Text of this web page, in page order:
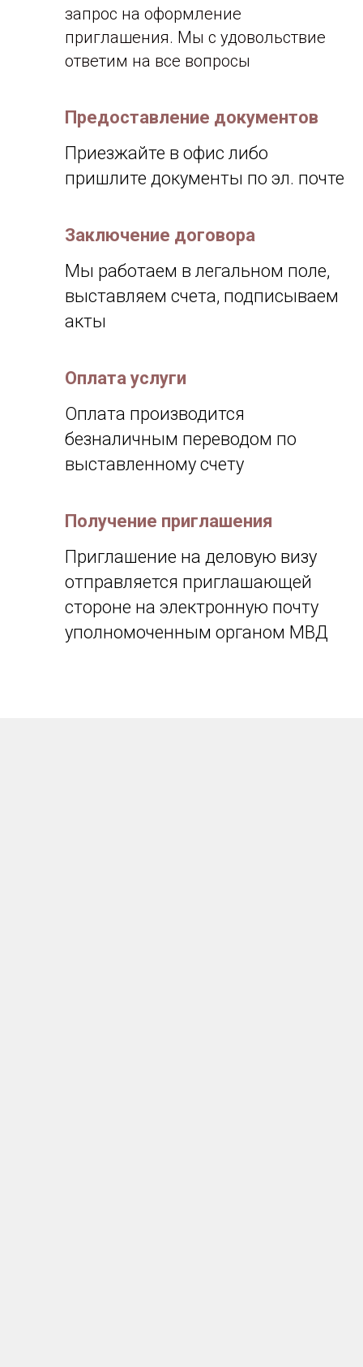
запрос на оформление
приглашения. Мы с удовольствие
ответим на все вопросы
Предоставление документов
Приезжайте в офис либо
пришлите документы по эл. почте
Заключение договора
Мы работаем в легальном поле,
выставляем счета, подписываем
акты
Оплата услуги
Оплата производится
безналичным переводом по
выставленному счету
Получение приглашения
Приглашение на деловую визу
отправляется приглашающей
стороне на электронную почту
уполномоченным органом МВД